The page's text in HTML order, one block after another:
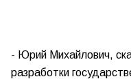
- Юрий Михайлович,
разработки